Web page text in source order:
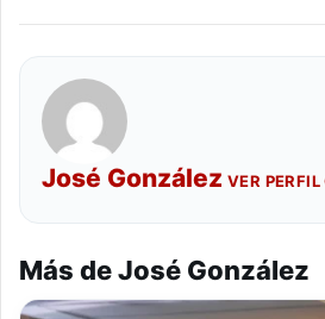
José González VER
Más de José González